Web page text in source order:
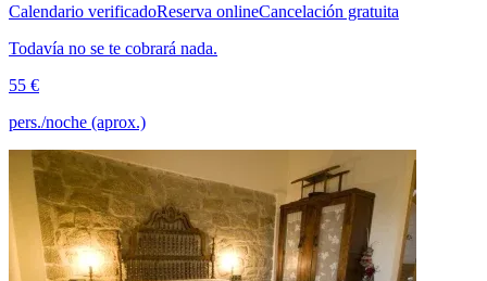
Calendario verificadoReserva onlineCancelación gratuita
Todavía no se te cobrará nada.
55 €
pers./noche (aprox.)